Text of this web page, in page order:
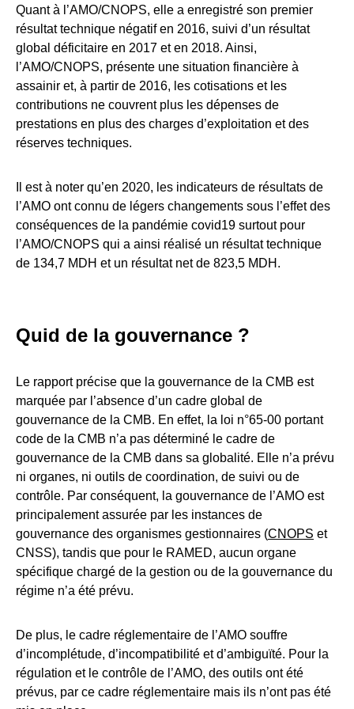
Quant à l’AMO/CNOPS, elle a enregistré son premier
résultat technique négatif en 2016, suivi d’un résultat
global déficitaire en 2017 et en 2018. Ainsi,
l’AMO/CNOPS, présente une situation financière à
assainir et, à partir de 2016, les cotisations et les
contributions ne couvrent plus les dépenses de
prestations en plus des charges d’exploitation et des
réserves techniques.
Il est à noter qu’en 2020, les indicateurs de résultats de
l’AMO ont connu de légers changements sous l’effet des
conséquences de la pandémie covid19 surtout pour
l’AMO/CNOPS qui a ainsi réalisé un résultat technique
de 134,7 MDH et un résultat net de 823,5 MDH.
Quid de la gouvernance ?
Le rapport précise que la gouvernance de la CMB est
marquée par l’absence d’un cadre global de
gouvernance de la CMB. En effet, la loi n°65-00 portant
code de la CMB n’a pas déterminé le cadre de
gouvernance de la CMB dans sa globalité. Elle n’a prévu
ni organes, ni outils de coordination, de suivi ou de
contrôle. Par conséquent, la gouvernance de l’AMO est
principalement assurée par les instances de
gouvernance des organismes gestionnaires (CNOPS et
CNSS), tandis que pour le RAMED, aucun organe
spécifique chargé de la gestion ou de la gouvernance du
régime n’a été prévu.
De plus, le cadre réglementaire de l’AMO souffre
d’incomplétude, d’incompatibilité et d’ambiguïté. Pour la
régulation et le contrôle de l’AMO, des outils ont été
prévus, par ce cadre réglementaire mais ils n’ont pas été